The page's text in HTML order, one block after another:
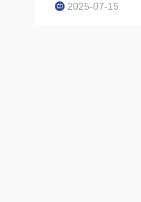
2025-07-15